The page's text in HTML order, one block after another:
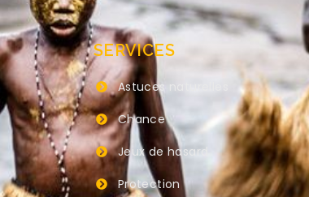
SERVICES
Astuces naturelles
Chance
Jeux de hasard
Protection